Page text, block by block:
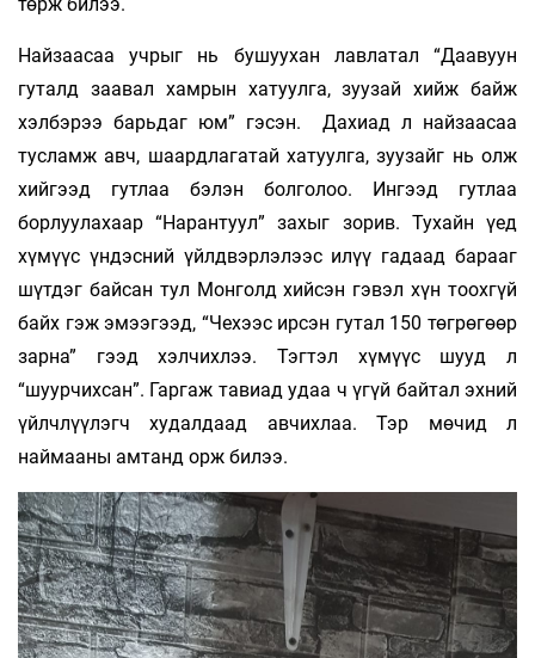
Найзаасаа учрыг нь бушуухан лавлатал “Даавуун
гуталд заавал хамрын хатуулга, зуузай хийж байж
хэлбэрээ барьдаг юм” гэсэн. Дахиад л найзаасаа
тусламж авч, шаардлагатай хатуулга, зуузайг нь олж
хийгээд гутлаа бэлэн болголоо. Ингээд гутлаа
борлуулахаар “Нарантуул” захыг зорив. Тухайн үед
хүмүүс үндэсний үйлдвэрлэлээс илүү гадаад барааг
шүтдэг байсан тул Монголд хийсэн гэвэл хүн тоохгүй
байх гэж эмээгээд, “Чехээс ирсэн гутал 150 төгрөгөөр
зарна” гээд хэлчихлээ. Тэгтэл хүмүүс шууд л
“шуурчихсан”. Гаргаж тавиад удаа ч үгүй байтал эхний
үйлчлүүлэгч худалдаад авчихлаа. Тэр мөчид л
наймааны амтанд орж билээ.